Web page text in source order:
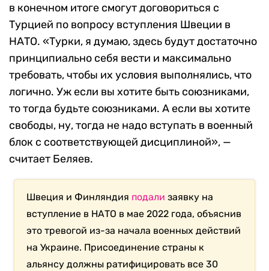
в конечном итоге смогут договориться с
Турцией по вопросу вступления Швеции в
НАТО. «Турки, я думаю, здесь будут достаточно
принципиально себя вести и максимально
требовать, чтобы их условия выполнялись, что
логично. Уж если вы хотите быть союзниками,
то тогда будьте союзниками. А если вы хотите
свободы, ну, тогда не надо вступать в военный
блок с соответствующей дисциплиной», —
считает Беляев.
Швеция и Финляндия подали заявку на
вступление в НАТО в мае 2022 года, объяснив
это тревогой из-за начала военных действий
на Украине. Присоединение страны к
альянсу должны ратифицировать все 30